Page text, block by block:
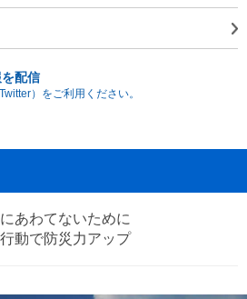
配信
）をご利用ください。
あわてないために
動で防災力アップ